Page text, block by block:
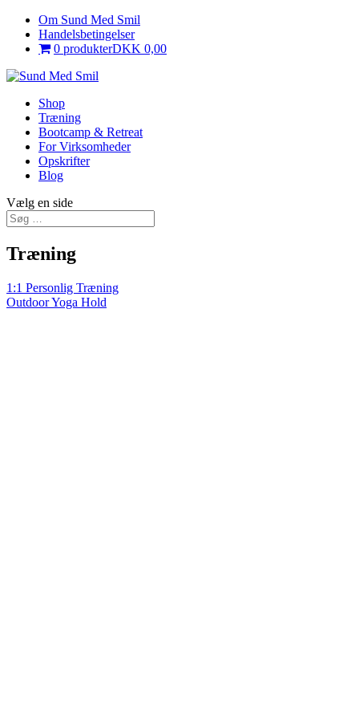
Om Sund Med Smil
Handelsbetingelser
0 produkterDKK 0,00
Shop
Træning
Bootcamp & Retreat
For Virksomheder
Opskrifter
Blog
Vælg en side
Træning
1:1 Personlig Træning
Outdoor Yoga Hold